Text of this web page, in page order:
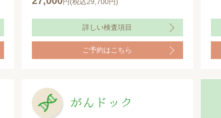
詳しい検査項目
ご予約はこちら
がんドック